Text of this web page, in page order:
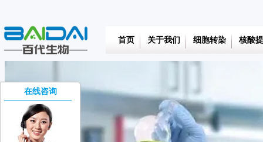
首页 关于我们 细胞转染 核酸
在线咨询